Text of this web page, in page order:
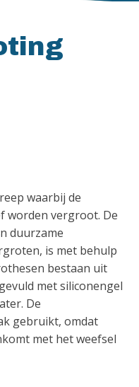
waarbij de
worden vergroot. De
duurzame
is met behulp
bestaan uit
met siliconengel
De
gebruikt, omdat
met het weefsel